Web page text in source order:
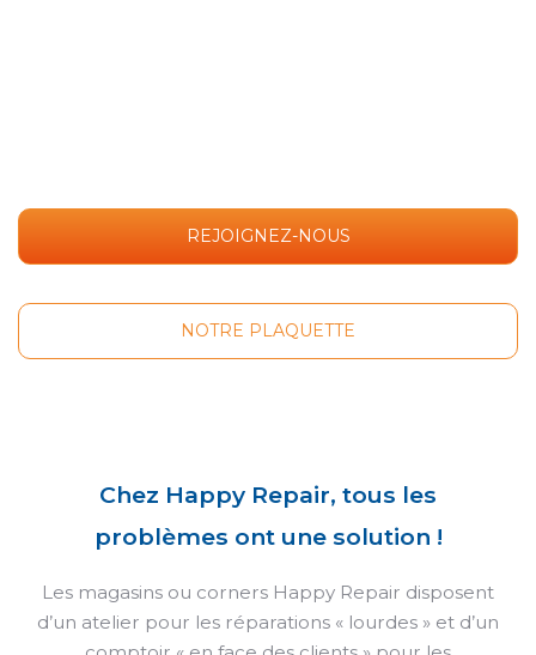
REJOIGNEZ-NOUS
NOTRE PLAQUETTE
Chez Happy Repair, tous les
problèmes ont une solution !
Les magasins ou corners Happy Repair disposent
d’un atelier pour les réparations « lourdes » et d’un